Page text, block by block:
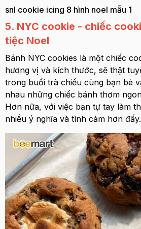
snl cookie icing 8 hình noel mẫu 1
5. NYC cookie - chiếc
tiệc Noel
Bánh NYC cookies là một chiếc
hương vị và kích thước, sẽ thật
trong buổi trà chiều cùng bạn bè
nhau những chiếc bánh thơm
Hơn nữa, với việc bạn tự tay làm
nhiều ý nghĩa và tình cảm hơn đấy.